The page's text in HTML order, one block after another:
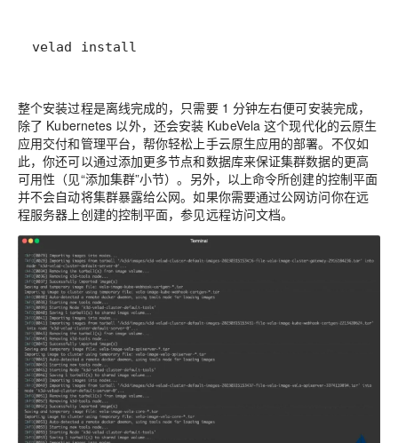
velad install
整个安装过程是离线完成的，只需要 1 分钟左右便可安装完成，
除了 Kubernetes 以外，还会安装 KubeVela 这个现代化的云原生
应用交付和管理平台，帮你轻松上手云原生应用的部署。不仅如
此，你还可以通过添加更多节点和数据库来保证集群数据的更高
可用性（见“添加集群”小节）。另外，以上命令所创建的控制平面
并不会自动将集群暴露给公网。如果你需要通过公网访问你在远
程服务器上创建的控制平面，参见远程访问文档。